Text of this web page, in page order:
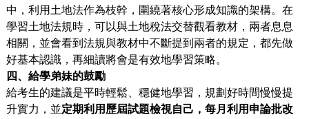
中，利用土地法作為枝幹，圍繞著核心形成知識的架構。在
學習土地法規時，可以與土地稅法交替觀看教材，兩者息息
相關，並會看到法規與教材中不斷提到兩者的規定，都先做
好基本認識，再細讀將會是有效地學習策略。
四、給學弟妹的鼓勵
給考生的建議是平時輕鬆、穩健地學習，規劃好時間慢慢提
升實力，並定期利用歷屆試題檢視自己，每月利用申論批改